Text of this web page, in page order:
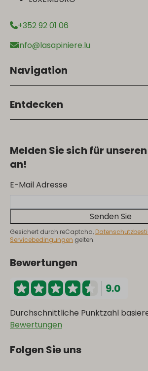
+352 92 01 06
info@lasapiniere.lu
Navigation
Entdecken
Melden Sie sich für
an!
E-Mail Adresse
Senden Sie
Gesichert durch reCaptcha,
Servicebedingungen gelten.
Bewertungen
9.0
Durchschnittliche Punktzahl
Bewertungen
Folgen Sie uns